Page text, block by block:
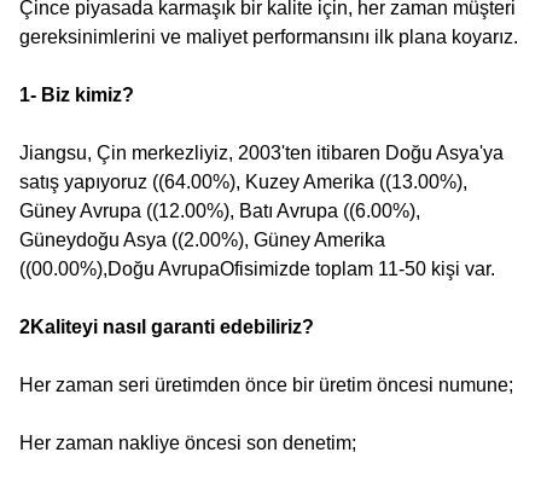
Çince piyasada karmaşık bir kalite için, her zaman müşteri
gereksinimlerini ve maliyet performansını ilk plana koyarız.
1- Biz kimiz?
Jiangsu, Çin merkezliyiz, 2003'ten itibaren Doğu Asya'ya
satış yapıyoruz ((64.00%), Kuzey Amerika ((13.00%),
Güney Avrupa ((12.00%), Batı Avrupa ((6.00%),
Güneydoğu Asya ((2.00%), Güney Amerika
((00.00%),Doğu AvrupaOfisimizde toplam 11-50 kişi var.
2Kaliteyi nasıl garanti edebiliriz?
Her zaman seri üretimden önce bir üretim öncesi numune;
Her zaman nakliye öncesi son denetim;